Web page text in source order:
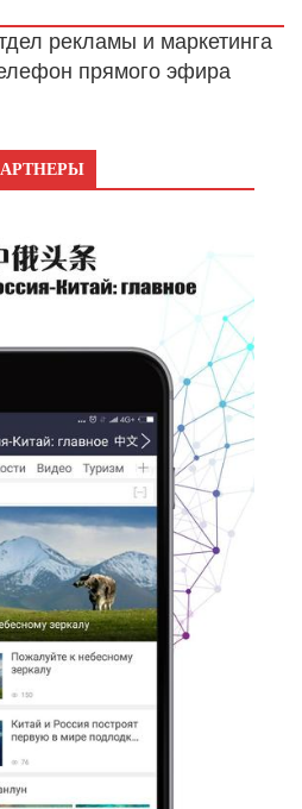
рекламы и маркетинга
прямого эфира